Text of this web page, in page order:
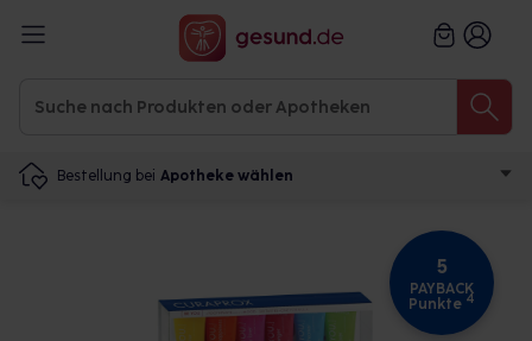
Bestellung bei Apotheke wählen
5
PAYBACK
Punkte 4